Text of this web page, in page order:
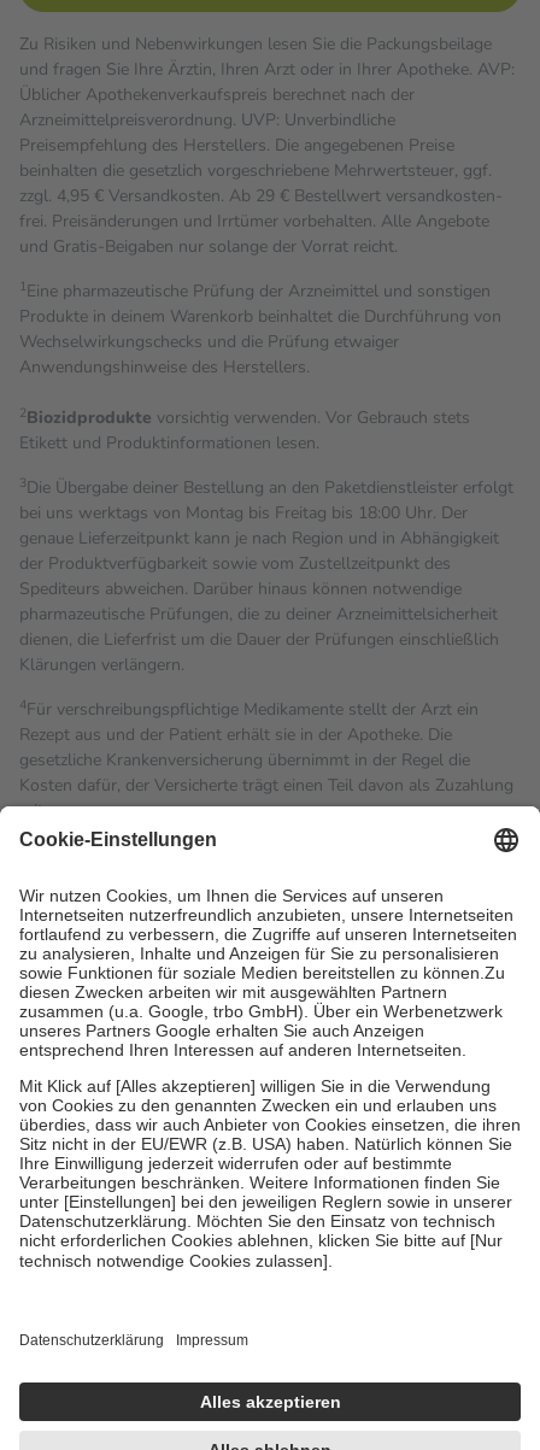
Zu Risiken und Nebenwirkungen lesen Sie die Packungsbeilage
und fragen Sie Ihre Ärztin, Ihren Arzt oder in Ihrer Apotheke. AVP:
Üblicher Apothekenverkaufspreis berechnet nach der
Arzneimittelpreisverordnung. UVP: Unverbindliche
Preisempfehlung des Herstellers. Die angegebenen Preise
beinhalten die gesetzlich vorgeschriebene Mehrwertsteuer, ggf.
zzgl. 4,95 € Versandkosten. Ab 29 € Bestell­wert versand­kosten­
frei. Preisänderungen und Irrtümer vorbehalten. Alle Angebote
und Gratis-Beigaben nur solange der Vorrat reicht.
1Eine pharmazeutische Prüfung der Arzneimittel und sonstigen
Produkte in deinem Warenkorb beinhaltet die Durchführung von
Wechselwirkungschecks und die Prüfung etwaiger
Anwendungshinweise des Herstellers.
2Biozidprodukte vorsichtig verwenden. Vor Gebrauch stets
Etikett und Produktinformationen lesen.
3Die Übergabe deiner Bestellung an den Paketdienstleister erfolgt
bei uns werktags von Montag bis Freitag bis 18:00 Uhr. Der
genaue Lieferzeitpunkt kann je nach Region und in Abhängigkeit
der Produktverfügbarkeit sowie vom Zustellzeitpunkt des
Spediteurs abweichen. Darüber hinaus können notwendige
pharmazeutische Prüfungen, die zu deiner Arzneimittelsicherheit
dienen, die Lieferfrist um die Dauer der Prüfungen einschließlich
Klärungen verlängern.
4Für verschreibungspflichtige Medikamente stellt der Arzt ein
Rezept aus und der Patient erhält sie in der Apotheke. Die
gesetzliche Krankenversicherung übernimmt in der Regel die
Kosten dafür, der Versicherte trägt einen Teil davon als Zuzahlung
mit.
Grundsätzlich leisten Mitglieder Zuzahlungen in Höhe von zehn
höchstens zehn Euro.
Es sind jedoch nie mehr als die
tatsächlichen Kosten der Leistung zu entrichten.
Diese Regeln gelten grundsätzlich auch für Online-Apotheken.
Bei Heilmitteln und häuslicher Krankenpflege beträgt die
Zuzahlung zehn Prozent der Kosten sowie zehn Euro je
Verordnung.
Um das Engagement der Versicherten für ihre eigene Gesundheit
zu stärken und die besondere Stellung der Familie zu unterstützen,
fallenkeine Zuzahlungenan bei:
• Kindern und Jugendlichen bis zum vollendeten 18. Lebensjahr
mit Ausnahme der Fahrkosten
• Untersuchungen zur Vorsorge und Früherkennung, die von der
GKV getragen werden
• empfohlenen Schutzimpfungen
• Harn- und Blutteststreifen
getroffen, um sicherzustellen, dass es sich um echte Bewertungen
https://help.etrusted.com/hc/de/articles/4419944605341
Einige Bilder und Inhalte wurden unter Zuhilfenahme künstlicher